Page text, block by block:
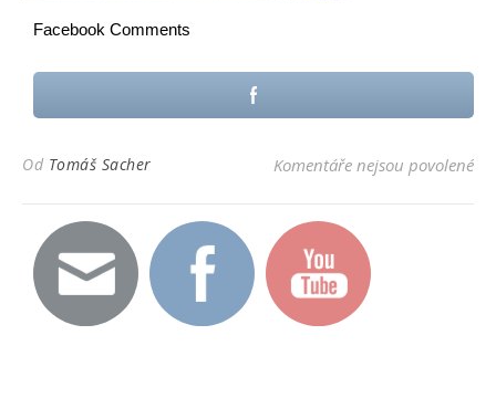
Facebook Comments
Od Tomáš Sacher Komentáře nejsou povolenéu